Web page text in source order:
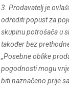
3. Prodavatelj je
odrediti popust za
skupinu potrošača u
također bez
„Posebne oblike
pogodnosti mogu
biti naznačeno prije